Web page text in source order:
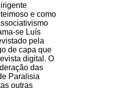
e como
se Luís
pela
de capa que
digital. O
das
Paralisia
outras